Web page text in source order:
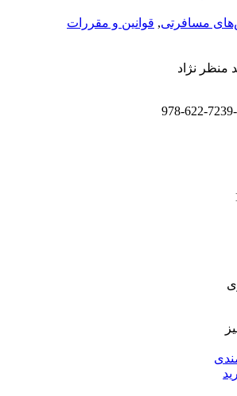
مسافرتی, قوانین و مقررات
منظر نژاد
978-622-